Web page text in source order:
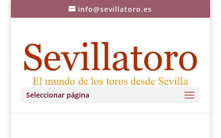
info@sevillatoro.es
Seleccionar página